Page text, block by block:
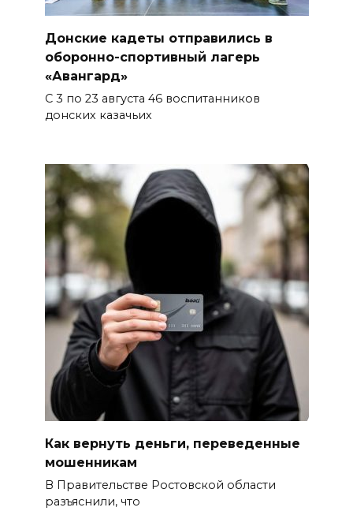
Донские кадеты отправились в
оборонно-спортивный лагерь
«Авангард»
С 3 по 23 августа 46 воспитанников
донских казачьих
Как вернуть деньги, переведенные
мошенникам
В Правительстве Ростовской области
разъяснили, что